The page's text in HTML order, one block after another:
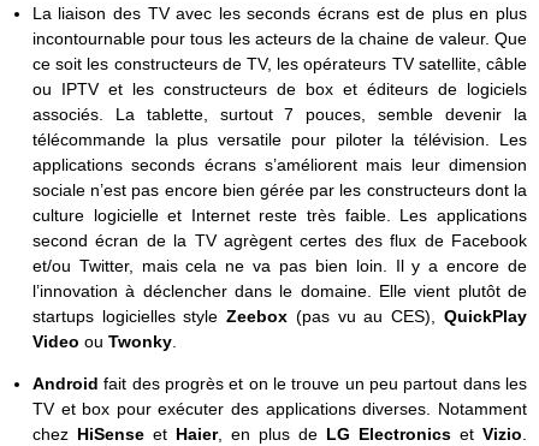
La liaison des TV avec les seconds écrans est de plus en plus
incontournable pour tous les acteurs de la chaine de valeur. Que
ce soit les constructeurs de TV, les opérateurs TV satellite, câble
ou IPTV et les constructeurs de box et éditeurs de logiciels
associés. La tablette, surtout 7 pouces, semble devenir la
télécommande la plus versatile pour piloter la télévision. Les
applications seconds écrans s’améliorent mais leur dimension
sociale n’est pas encore bien gérée par les constructeurs dont la
culture logicielle et Internet reste très faible. Les applications
second écran de la TV agrègent certes des flux de Facebook
et/ou Twitter, mais cela ne va pas bien loin. Il y a encore de
l’innovation à déclencher dans le domaine. Elle vient plutôt de
startups logicielles styleZeebox (pas vu au CES),QuickPlay
Video ou Twonky.
Android fait des progrès et on le trouve un peu partout dans les
TV et box pour exécuter des applications diverses. Notamment
chez HiSenseet Haier, en plus de LG Electronics etVizio.